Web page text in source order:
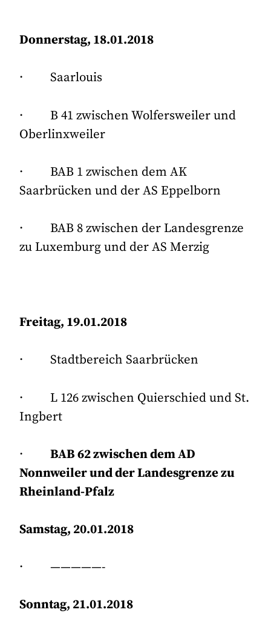
Donnerstag, 18.01.2018
· Saarlouis
· B 41 zwischen Wolfersweiler und
Oberlinxweiler
· BAB 1 zwischen dem AK
Saarbrücken und der AS Eppelborn
· BAB 8 zwischen der Landesgrenze
zu Luxemburg und der AS Merzig
Freitag, 19.01.2018
· Stadtbereich Saarbrücken
· L 126 zwischen Quierschied und St.
Ingbert
·BAB 62 zwischen dem AD
Nonnweiler und der Landesgrenze zu
Rheinland-Pfalz
Samstag, 20.01.2018
· —————-
Sonntag, 21.01.2018